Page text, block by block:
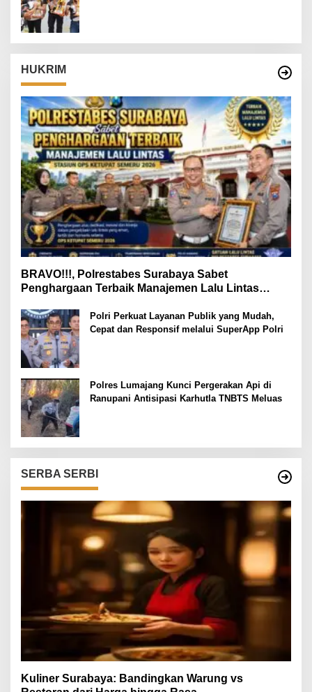
HUKRIM
BRAVO!!!, Polrestabes Surabaya Sabet
Penghargaan Terbaik Manajemen Lalu Lintas
Polri Perkuat Layanan Publik yang Mudah,
Cepat dan Responsif melalui SuperApp Polri
Polres Lumajang Kunci Pergerakan Api di
Ranupani Antisipasi Karhutla TNBTS Meluas
SERBA SERBI
Kuliner Surabaya: Bandingkan Warung vs